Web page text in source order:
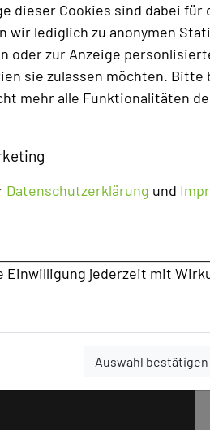
dieser Cookies sind dabei für
wir lediglich zu anonymen
oder zur Anzeige
sie zulassen möchten. Bitte
mehr alle Funktionalitäten
Datenschutzerklärung und
Einwilligung jederzeit mit
Auswahl bestätigen
bei dem wir